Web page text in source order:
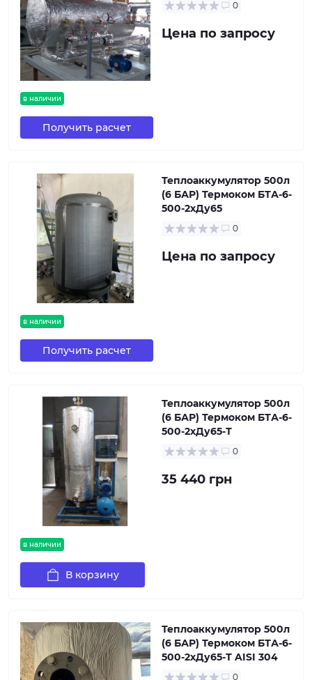
в наличии
0
Цена по запросу
Получить расчет
в наличии
Теплоаккумулятор 500л
(6 БАР) Термоком БТА-6-
500-2хДу65
0
Цена по запросу
Получить расчет
в наличии
Теплоаккумулятор 500л
(6 БАР) Термоком БТА-6-
500-2хДу65-Т
0
35 440 грн
В корзину
Теплоаккумулятор 500л
(6 БАР) Термоком БТА-6-
500-2хДу65-Т AISI 304
0